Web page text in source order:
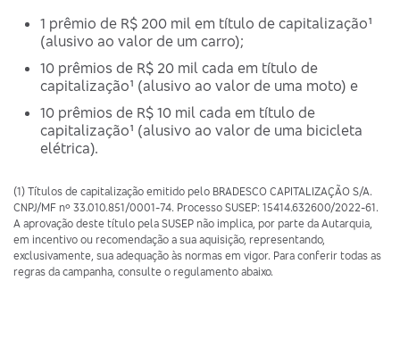
1 prêmio de R$ 200 mil em título de capitalização¹
(alusivo ao valor de um carro);
10 prêmios de R$ 20 mil cada em título de
capitalização¹ (alusivo ao valor de uma moto) e
10 prêmios de R$ 10 mil cada em título de
capitalização¹ (alusivo ao valor de uma bicicleta
elétrica).
(1) Títulos de capitalização emitido pelo BRADESCO CAPITALIZAÇÃO S/A.
CNPJ/MF nº 33.010.851/0001-74. Processo SUSEP: 15414.632600/2022-61.
A aprovação deste título pela SUSEP não implica, por parte da Autarquia,
em incentivo ou recomendação a sua aquisição, representando,
exclusivamente, sua adequação às normas em vigor. Para conferir todas as
regras da campanha, consulte o regulamento abaixo.